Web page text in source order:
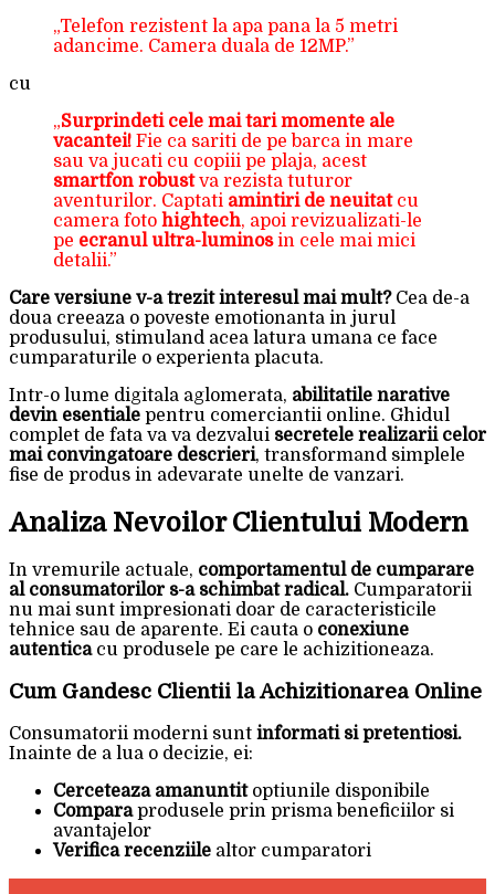
„Telefon rezistent la apa pana la 5 metri
adancime. Camera duala de 12MP.”
cu
„Surprindeti cele mai tari momente ale
vacantei! Fie ca sariti de pe barca in mare
sau va jucati cu copiii pe plaja, acest
smartfon robustva rezista tuturor
aventurilor. Captati amintiri de neuitatcu
camera foto hightech, apoi revizualizati-le
pe ecranul ultra-luminosin cele mai mici
detalii.”
Care versiune v-a trezit interesul mai mult?Cea de-a
doua creeaza o poveste emotionanta in jurul
produsului, stimuland acea latura umana ce face
cumparaturile o experienta placuta.
Intr-o lume digitala aglomerata, abilitatile narative
devin esentiale pentru comerciantii online. Ghidul
complet de fata va va dezvalui secretele realizarii celor
mai convingatoare descrieri, transformand simplele
fise de produs in adevarate unelte de vanzari.
Analiza Nevoilor Clientului Modern
In vremurile actuale, comportamentul de cumparare
al consumatorilor s-a schimbat radical. Cumparatorii
nu mai sunt impresionati doar de caracteristicile
tehnice sau de aparente. Ei cauta o conexiune
autenticacu produsele pe care le achizitioneaza.
Cum Gandesc Clientii la Achizitionarea Online
Consumatorii moderni sunt informati si pretentiosi.
Inainte de a lua o decizie, ei:
Cerceteaza amanuntitoptiunile disponibile
Comparaprodusele prin prisma beneficiilor si
avantajelor
Verifica recenziile altor cumparatori